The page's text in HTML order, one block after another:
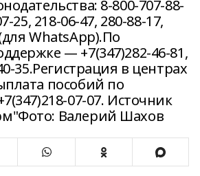
8-800-707-88-
25, 218-06-47, 280-88-17,
WhatsApp).По
— +7(347)282-46-81,
35.Регистрация в центрах
пособий по
07-07. Источник
Валерий Шахов